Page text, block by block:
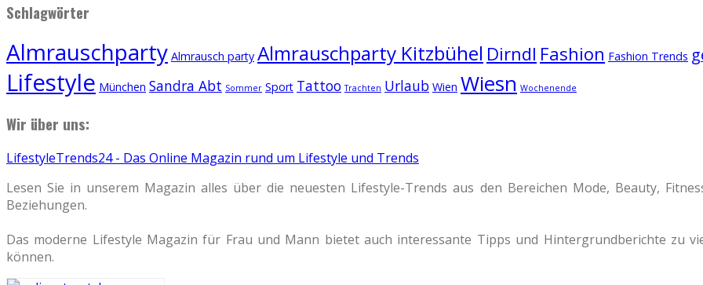
Schlagwörter
Almrauschparty Almrausch party Almrauschparty Kitzbühel Dirndl Fashion Fashion Trends
Lifestyle München Sandra Abt Sommer Sport Tattoo Trachten Urlaub Wien Wiesn Wochenende
Wir über uns:
LifestyleTrends24 - Das Online Magazin rund um Lifestyle und Trends
Lesen Sie in unserem Magazin alles über die neuesten Lifestyle-Trends aus den Bereichen Mode, Beauty,
Beziehungen.
Das moderne Lifestyle Magazin für Frau und Mann bietet auch interessante Tipps und Hintergrundberichte zu
können.